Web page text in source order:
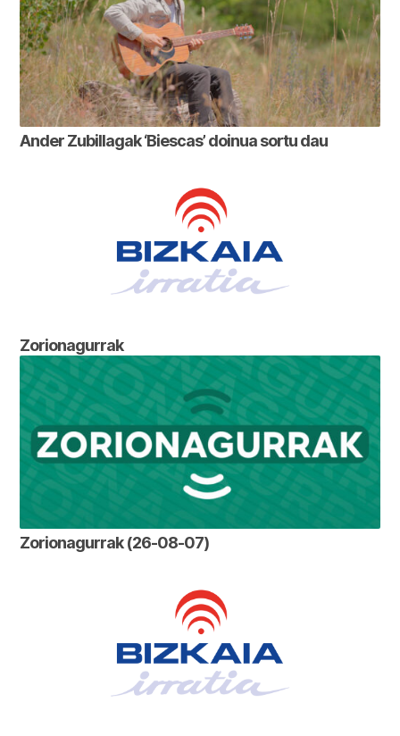
Ander Zubillagak ‘Biescas’ doinua sortu dau
Zorionagurrak
Zorionagurrak (26-08-07)